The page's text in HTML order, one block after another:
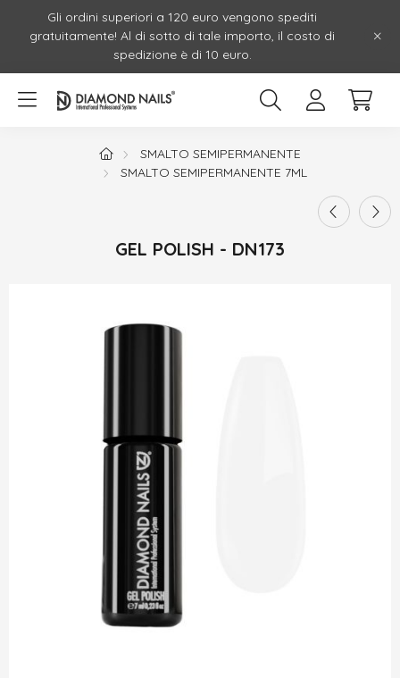
Gli ordini superiori a 120 euro vengono spediti
gratuitamente! Al di sotto di tale importo, il costo di
spedizione è di 10 euro.
SMALTO SEMIPERMANENTE
SMALTO SEMIPERMANENTE 7ML
GEL POLISH - DN173